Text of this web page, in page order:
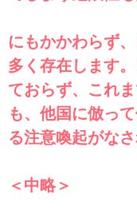
にもかかわらず
多く存在します
ておらず、これ
も、他国に倣っ
る注意喚起がなさ
＜中略＞